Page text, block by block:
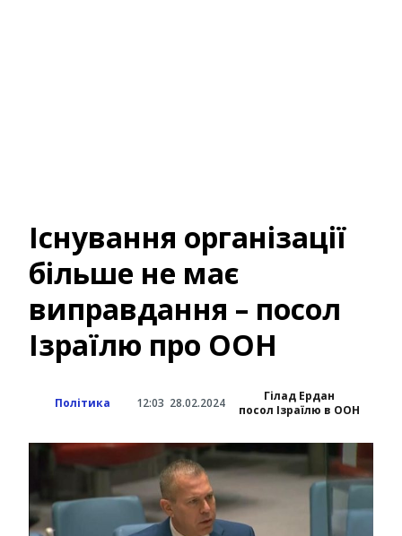
Існування організації
більше не має
виправдання – посол
Ізраїлю про ООН
Політика 12:03 28.02.2024
Гілад Ердан
посол Ізраїлю в ООН